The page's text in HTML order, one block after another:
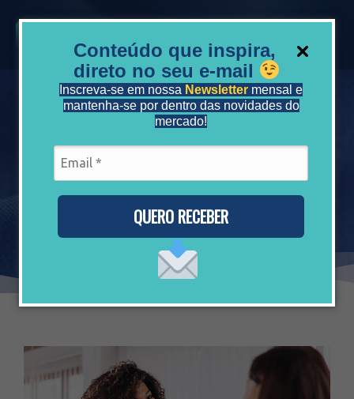
Conteúdo que inspira,
direto no seu e-mail
Inscreva-se em nossa Newsletter mensal e
mantenha-se por dentro das novidades do
mercado!
QUERO RECEBER
Atendimento Humano e Consultivo: O
Diferencial da Mediarh na Gestão de
Benefícios